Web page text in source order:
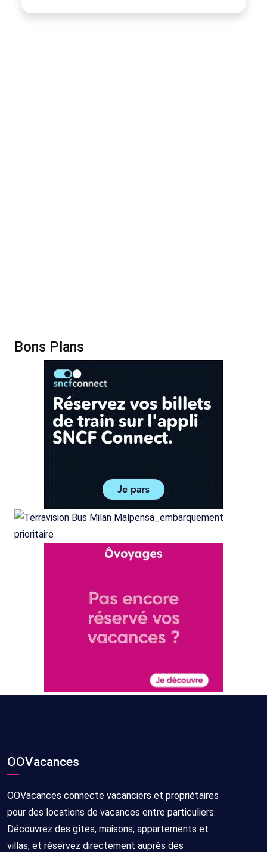
Bons Plans
OOVacances
OOVacances connecte vacanciers et propriétaires
pour des locations de vacances entre particuliers.
Découvrez des gîtes, maisons, appartements et
villas, et réservez directement auprès des